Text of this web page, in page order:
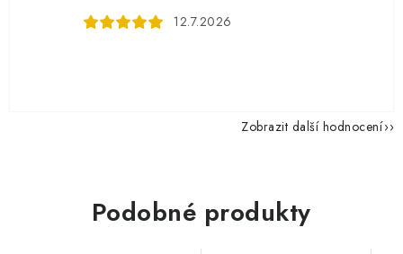
12.7.2026
Zobrazit další hodnocení
Podobné produkty